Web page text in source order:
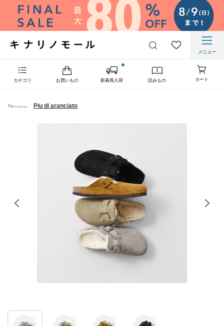
メニュー
カテゴリ お買いもの 新着再入荷 読みもの カート
Piu di aranciato